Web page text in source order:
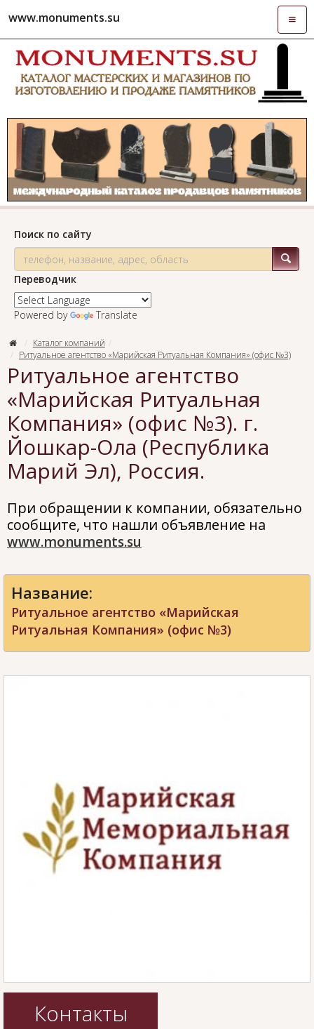
www.monuments.su
Поиск по сайту
Переводчик
Powered by Translate
Каталог компаний
Ритуальное агентство «Марийская Ритуальная Компания» (офис №3)
Ритуальное агентство
«Марийская Ритуальная
Компания» (офис №3). г.
Йошкар-Ола (Республика
Марий Эл), Россия.
При обращении к компании, обязательно
сообщите, что нашли объявление на
www.monuments.su
Название:
Ритуальное агентство «Марийская
Ритуальная Компания» (офис №3)
Контакты